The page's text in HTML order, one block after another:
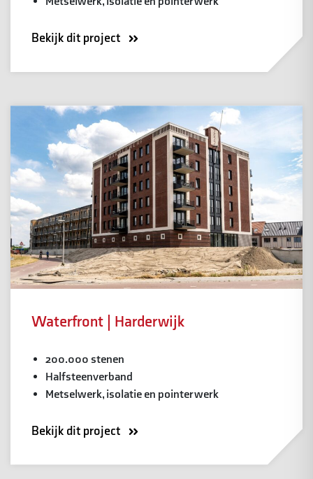
Bekijk dit project
Waterfront | Harderwijk
200.000 stenen
Halfsteenverband
Metselwerk, isolatie en pointerwerk
Bekijk dit project